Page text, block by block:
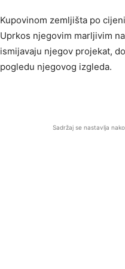
Kupovinom zemljišta po
Uprkos njegovim marljivim
ismijavaju njegov projekat,
pogledu njegovog izgleda.
Sadržaj se nastavlja